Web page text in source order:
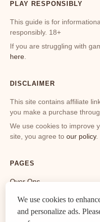
PLAY RESPONSIBLY
This guide is for
responsibly. 18+
If you are struggling with
here.
DISCLAIMER
This site contains affiliate
you make a purchase
We use cookies to improve
site, you agree to our policy.
PAGES
Over Ons
Privacybeleid
Juridische Informatie
We use cookies to
and personalize ads.